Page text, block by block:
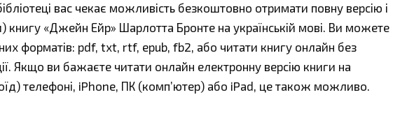
вас чекає можливість безкоштовно отримати повну версію і
книгу «Джейн Ейр» Шарлотта Бронте на українській мові. Ви можете
форматів: pdf, txt, rtf, epub, fb2, або читати книгу онлайн без
Якщо ви бажаєте читати онлайн електронну версію книги на
телефоні, iPhone, ПК (комп’ютер) або iPad, це також можливо.